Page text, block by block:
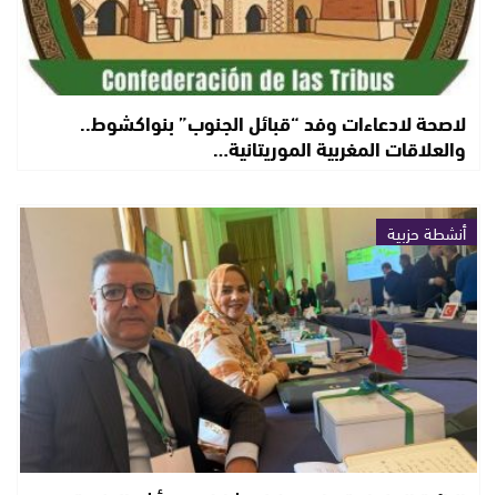
لاصحة لادعاءات وفد “قبائل الجنوب” بنواكشوط..
والعلاقات المغربية الموريتانية…
أنشطة حزبية